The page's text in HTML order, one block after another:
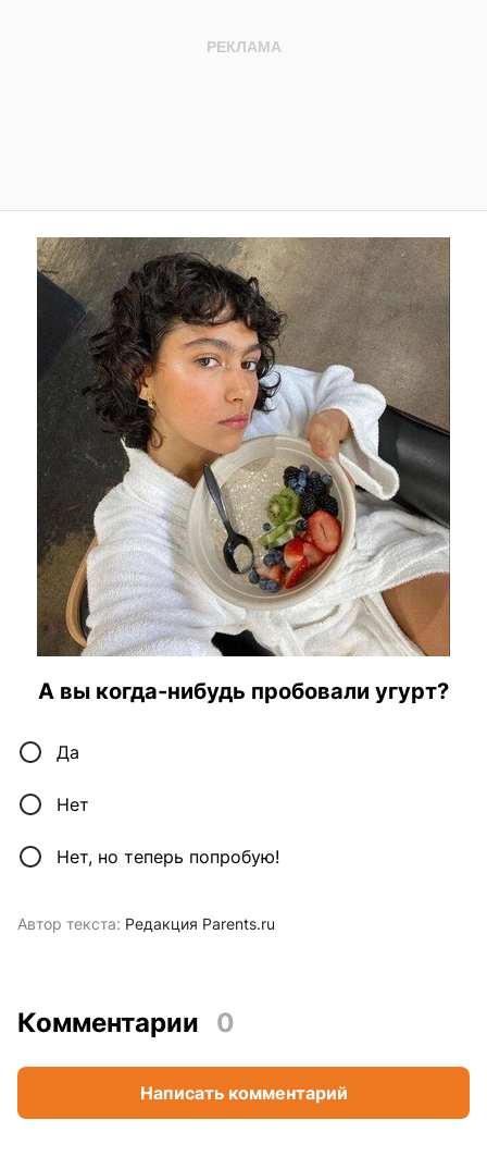
А вы когда-нибудь пробовали угурт?
Да
Нет
Нет, но теперь попробую!
Автор текста: Редакция Parents.ru
Комментарии 0
Написать комментарий